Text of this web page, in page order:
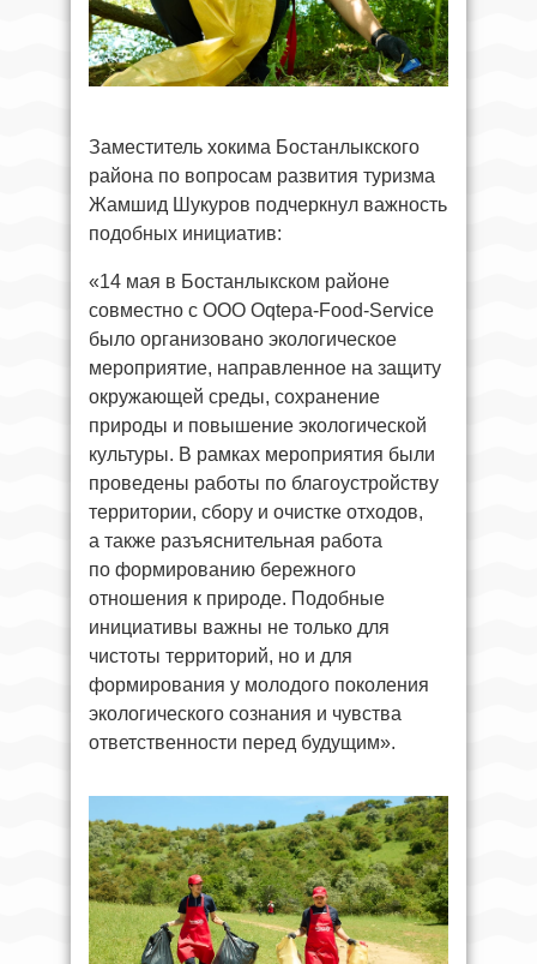
Заместитель хокима Бостанлыкского
района по вопросам развития туризма
Жамшид Шукуров подчеркнул важность
подобных инициатив:
«14 мая в Бостанлыкском районе
совместно с ООО Oqtepa-Food-Service
было организовано экологическое
мероприятие, направленное на защиту
окружающей среды, сохранение
природы и повышение экологической
культуры. В рамках мероприятия были
проведены работы по благоустройству
территории, сбору и очистке отходов,
а также разъяснительная работа
по формированию бережного
отношения к природе. Подобные
инициативы важны не только для
чистоты территорий, но и для
формирования у молодого поколения
экологического сознания и чувства
ответственности перед будущим».